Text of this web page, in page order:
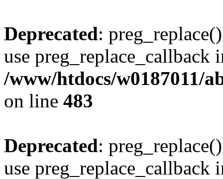
Deprecated:
use preg_replace_callback
/www/htdocs/w0187011/
on line 483
Deprecated:
use preg_replace_callback